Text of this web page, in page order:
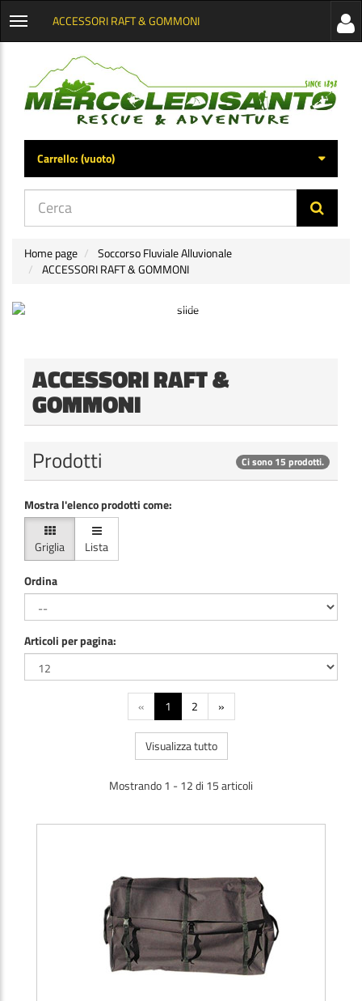
Apri
categorie
ACCESSORI RAFT & GOMMONI
di
Carrello:(vuoto)
Home page
Soccorso Fluviale Alluvionale
ACCESSORI RAFT & GOMMONI
ACCESSORI RAFT &
GOMMONI
Prodotti Ci sono 15 prodotti.
Mostra l'elenco prodotti come:
Griglia
Lista
Ordina
Articoli per pagina:
« 1 2 »
Visualizza tutto
Mostrando 1 - 12 di 15 articoli